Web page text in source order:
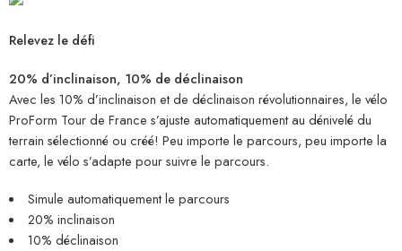
Relevez le défi
20% d’inclinaison, 10% de déclinaison
Avec les 10% d’inclinaison et de déclinaison révolutionnaires, le vélo
ProForm Tour de France s’ajuste automatiquement au dénivelé du
terrain sélectionné ou créé! Peu importe le parcours, peu importe la
carte, le vélo s’adapte pour suivre le parcours.
Simule automatiquement le parcours
20% inclinaison
10% déclinaison